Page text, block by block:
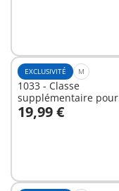
EXCLUSIVITÉ M
1033 - Classe
supplémentaire pour
l'Ecole aménagée
19,99 €
Au panier